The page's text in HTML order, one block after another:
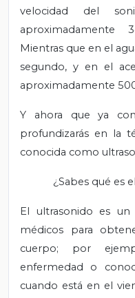
velocidad del
Mientras que en el
segundo, y en el
aproximadamente
Y ahora que ya
profundizarás en la
conocida como
¿Sabes qué es
El ultrasonido es
médicos para
cuerpo; por
enfermedad o
cuando está en el